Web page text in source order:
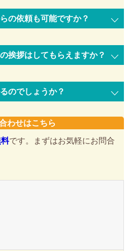
の依頼も可能ですか？
挨拶はしてもらえますか？
のでしょうか？
わせはこちら
です。まずはお気軽にお問合